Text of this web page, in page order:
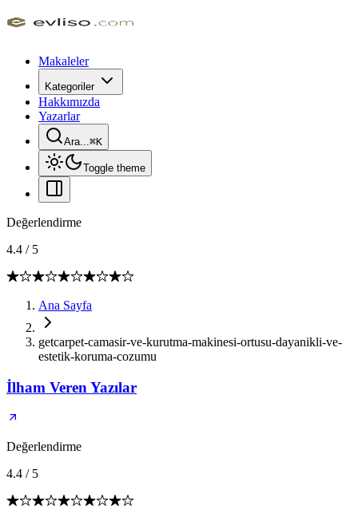
Makaleler
Kategoriler
Hakkımızda
Yazarlar
Ara...⌘K
Toggle theme
Değerlendirme
4.4 / 5
Ana Sayfa
getcarpet-camasir-ve-kurutma-makinesi-ortusu-dayanikli-ve-
estetik-koruma-cozumu
İlham Veren Yazılar
Değerlendirme
4.4 / 5